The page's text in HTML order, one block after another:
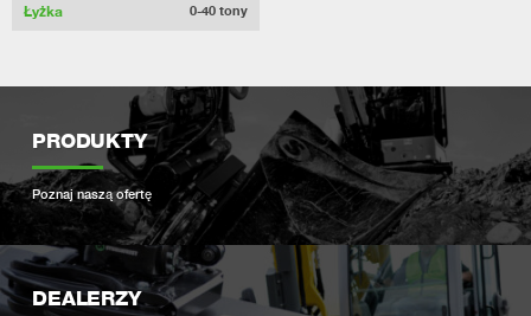
Łyżka 0-40 tony
PRODUKTY
Poznaj naszą ofertę
DEALERZY